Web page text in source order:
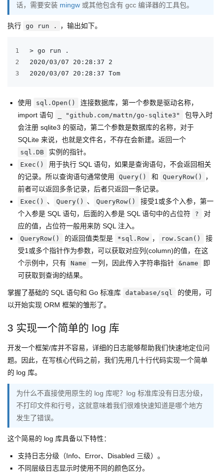
话，需要安装 mingw或其他包含有 gcc 编译器的工具包。
执行 go run . ，输出如下。
1
2
3
> go run .
2020/03/07 20:28:37 2
2020/03/07 20:28:37 Tom
使用 sql.Open()
连接数据库，第一个参数是驱动名称，
import 语句
_ "github.com/mattn/go-sqlite3"
包导入时
会注册 sqlite3 的驱动，第二个参数是数据库的名称，对于
SQLite 来说，也就是文件名，不存在会新建。返回一个
sql.DB 实例的指针。
Exec()
用于执行 SQL 语句，如果是查询语句，不会返回相关
的记录。所以查询语句通常使用
Query() 和 QueryRow()
，
前者可以返回多条记录，后者只返回一条记录。
Exec() 、 Query() 、 QueryRow()
接受1或多个入参，第一
个入参是 SQL 语句，后面的入参是 SQL 语句中的占位符
?
对
应的值，占位符一般用来防 SQL 注入。
QueryRow() 的返回值类型是 *sql.Row ， row.Scan()
接
受1或多个指针作为参数，可以获取对应列(column)的值，在这
个示例中，只有
Name 一列，因此传入字符串指针 &name
即
可获取到查询的结果。
掌握了基础的 SQL 语句和 Go 标准库 database/sql
的使用，可
以开始实现 ORM 框架的雏形了。
3 实现一个简单的 log 库
开发一个框架/库并不容易，详细的日志能够帮助我们快速地定位问
题。因此，在写核心代码之前，我们先用几十行代码实现一个简单
的 log 库。
为什么不直接使用原生的 log 库呢？log 标准库没有日志分级，
不打印文件和行号，这就意味着我们很难快速知道是哪个地方
发生了错误。
这个简易的 log 库具备以下特性：
支持日志分级（Info、Error、Disabled 三级）。
不同层级日志显示时使用不同的颜色区分。